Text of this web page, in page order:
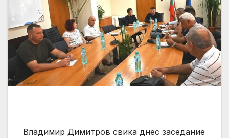
Владимир Димитров свика днес заседание